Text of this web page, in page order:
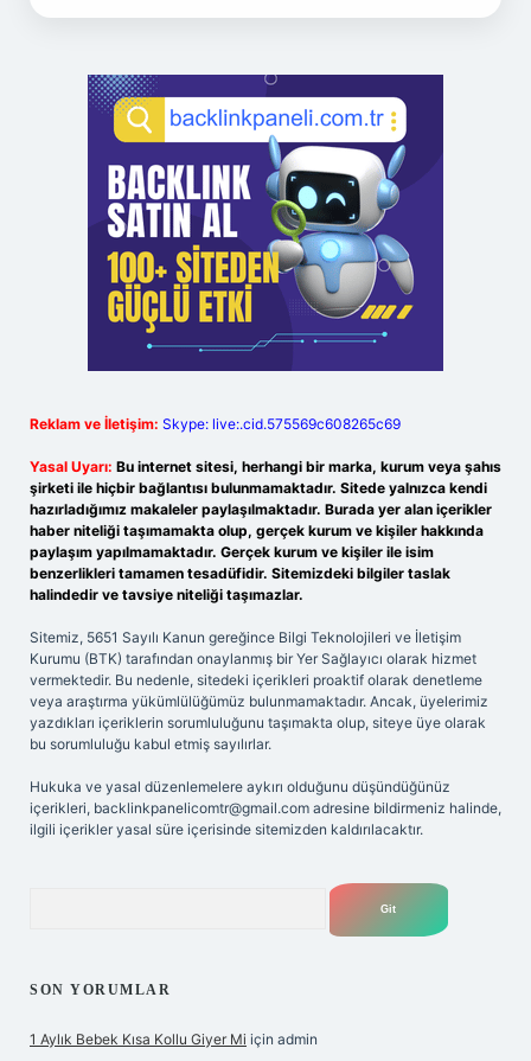
Reklam ve İletişim: Skype: live:.cid.575569c608265c69
Yasal Uyarı: Bu internet sitesi, herhangi bir marka, kurum veya şahıs
şirketi ile hiçbir bağlantısı bulunmamaktadır. Sitede yalnızca kendi
hazırladığımız makaleler paylaşılmaktadır. Burada yer alan içerikler
haber niteliği taşımamakta olup, gerçek kurum ve kişiler hakkında
paylaşım yapılmamaktadır. Gerçek kurum ve kişiler ile isim
benzerlikleri tamamen tesadüfidir. Sitemizdeki bilgiler taslak
halindedir ve tavsiye niteliği taşımazlar.
Sitemiz, 5651 Sayılı Kanun gereğince Bilgi Teknolojileri ve İletişim
Kurumu (BTK) tarafından onaylanmış bir Yer Sağlayıcı olarak hizmet
vermektedir. Bu nedenle, sitedeki içerikleri proaktif olarak denetleme
veya araştırma yükümlülüğümüz bulunmamaktadır. Ancak, üyelerimiz
yazdıkları içeriklerin sorumluluğunu taşımakta olup, siteye üye olarak
bu sorumluluğu kabul etmiş sayılırlar.
Hukuka ve yasal düzenlemelere aykırı olduğunu düşündüğünüz
içerikleri, backlinkpanelicomtr@gmail.com adresine bildirmeniz halinde,
ilgili içerikler yasal süre içerisinde sitemizden kaldırılacaktır.
SON YORUMLAR
1 Aylık Bebek Kısa Kollu Giyer Mi için admin